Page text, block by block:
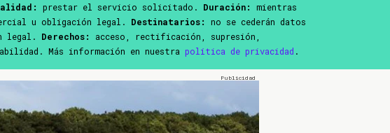
prestar el servicio solicitado. Duración:
mientras
u obligación legal. Destinatarios:
no se cederán datos
legal. Derechos:
acceso, rectificación, supresión,
Más información en nuestra política de privacidad .